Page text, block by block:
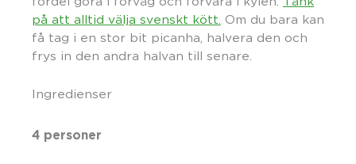
på att alltid välja svenskt kött. Om du bara kan
få tag i en stor bit picanha, halvera den och
frys in den andra halvan till senare.
Ingredienser
4 personer